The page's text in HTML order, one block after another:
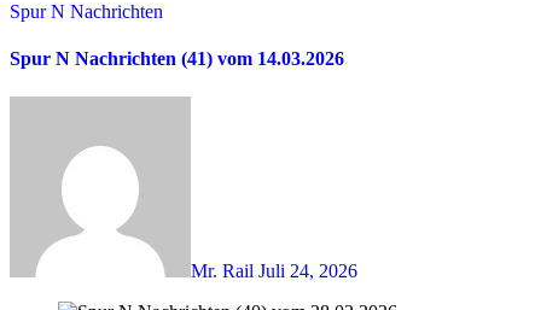
Spur N Nachrichten
Spur N Nachrichten (41) vom 14.03.2026
Mr. Rail Juli 24, 2026